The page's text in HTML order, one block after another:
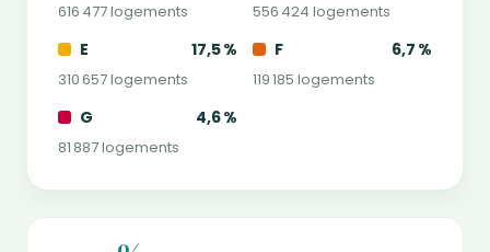
616 477 logements 556 424 logements
E 17,5 %
310 657 logements
F 6,7 %
119 185 logements
G 4,6 %
81 887 logements